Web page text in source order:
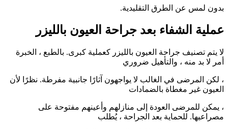
بدون لمس عن الطرق التقليدية.
عملية الشفاء بعد جراحة العيون بالليزر
لا يتم تصنيف جراحة العيون بالليزر كعملية كبرى. بالطبع ، الخبرة
أمر لا بد منه ، والتأهيل ضروري
، لكن المرضى في الغالب لا يواجهون آثارًا جانبية مفرطة. نظرًا لأن
العيون غير مغطاة بالضمادات
، يمكن للمرضى العودة إلى منازلهم وأعينهم مفتوحة على
مصراعيها. للحماية بعد الجراحة ، يُطلب